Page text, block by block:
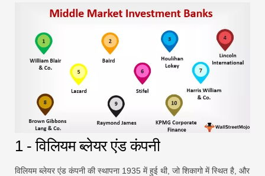
1 - विलियम ब्लेयर एंड कंपनी
विलियम ब्लेयर एंड कंपनी की स्थापना 1935 में हुई थी, जो शिकागो में स्थित है, और